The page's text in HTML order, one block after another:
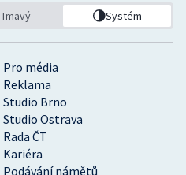
Pro média
Reklama
Studio Brno
Studio Ostrava
Rada ČT
Kariéra
Podávání námětů
Tmavý Systém